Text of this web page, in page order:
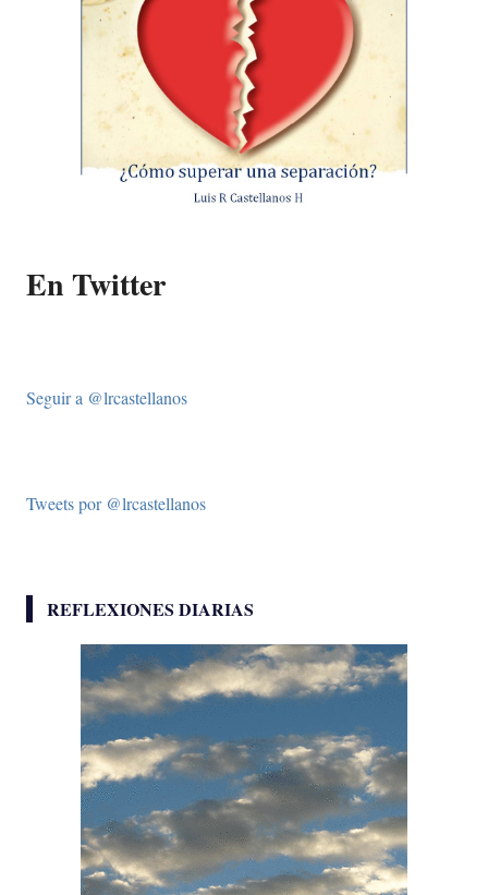
En Twitter
Seguir a @lrcastellanos
Tweets por @lrcastellanos
REFLEXIONES DIARIAS